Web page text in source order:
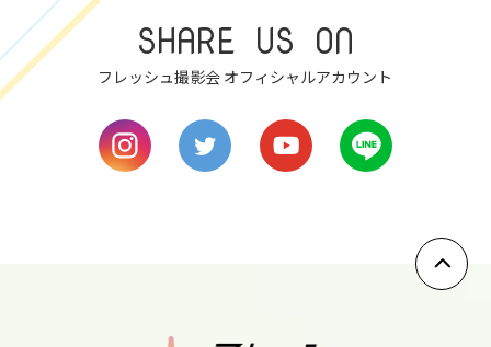
8
wed
10
SHARE US ON
フレッシュ撮影会 オフィシャルアカウント